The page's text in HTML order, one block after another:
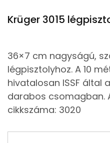
Krüger 3015
36×7 cm nagyságú,
légpisztolyhoz. A 10
hivatalosan ISSF által
darabos csomagban.
cikkszáma: 3020